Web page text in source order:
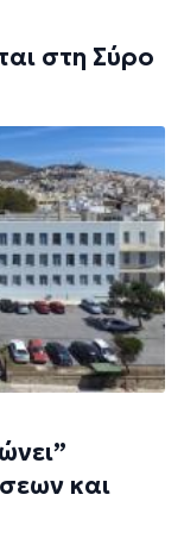
στη Σύρο
και